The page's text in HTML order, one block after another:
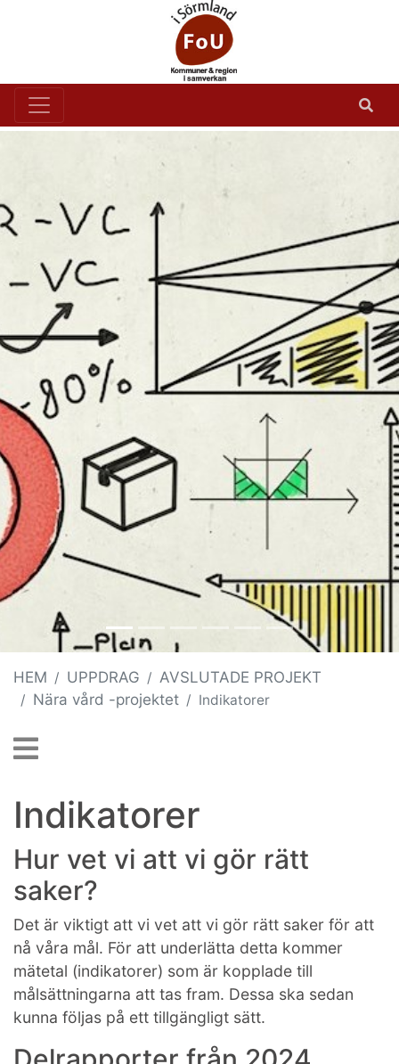
HEM UPPDRAG
AVSLUTADE PROJEKT
Nära vård -projektet
Indikatorer
Indikatorer
Hur vet vi att vi gör rätt
saker?
Det är viktigt att vi vet att vi gör rätt saker för att
nå våra mål. För att underlätta detta kommer
mätetal (indikatorer) som är kopplade till
målsättningarna att tas fram. Dessa ska sedan
kunna följas på ett tillgängligt sätt.